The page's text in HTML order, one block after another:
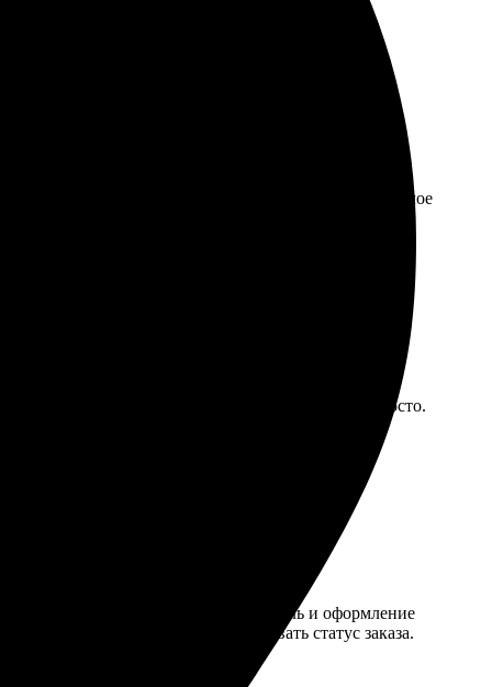
выполнено аккуратно и в срок.
цвета яркие. Быстрая доставка, все пришло целое
Загружала фото через сайт – удобно и просто.
их услугами.
возможность выбрать стиль и оформление
что есть возможность отслеживать статус заказа.